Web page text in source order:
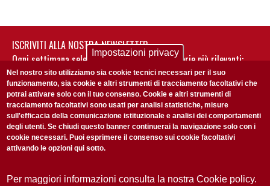
ISCRIVITI ALLA NOSTRA NEWSLETTER
Ogni settimana selezioniamo per te nostre storie più rilevanti:
non perderti gli aggiornamenti della nostra newsletter
Accetto laPrivacy Policy
Impostazioni privacy
Nel nostro sito utilizziamo sia cookie tecnici necessari per il suo
funzionamento, sia cookie e altri strumenti di tracciamento facoltativi che
potrai attivare solo con il tuo consenso. Cookie e altri strumenti di
tracciamento facoltativi sono usati per analisi statistiche, misure
sull'efficacia della comunicazione istituzionale e analisi dei comportamenti
degli utenti. Se chiudi questo banner continuerai la navigazione solo con i
cookie necessari. Puoi esprimere il consenso sui cookie facoltativi
attivando le opzioni qui sotto.
Per maggiori informazioni consulta la nostra Cookie policy.